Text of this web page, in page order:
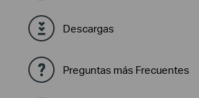
Descargas
Preguntas más Frecuentes